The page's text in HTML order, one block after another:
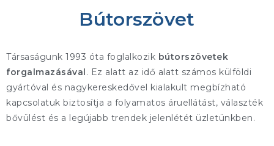
Bútorszövet
Társaságunk 1993 óta foglalkozik bútorszövetek
forgalmazásával. Ez alatt az idő alatt számos külföldi
gyártóval és nagykereskedővel kialakult megbízható
kapcsolatuk biztosítja a folyamatos áruellátást, választék
bővülést és a legújabb trendek jelenlétét üzletünkben.